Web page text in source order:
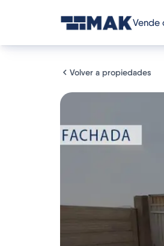
Vende
Volver a propiedades